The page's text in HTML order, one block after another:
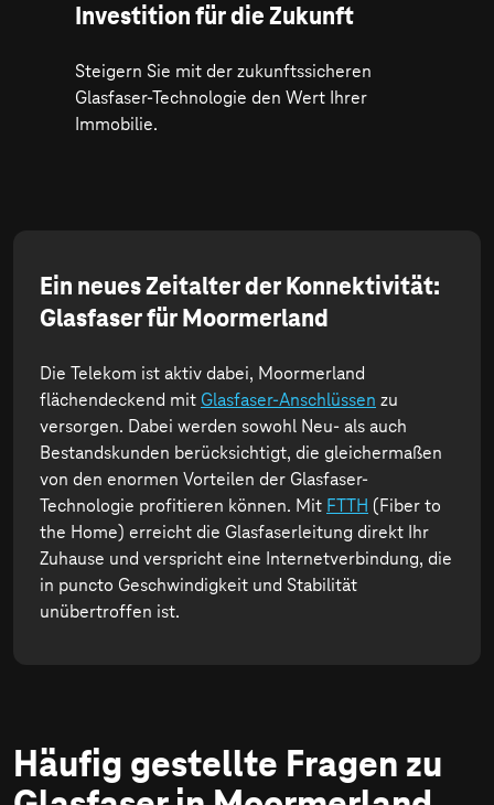
Investition für die Zukunft
Steigern Sie mit der zukunftssicheren
Glasfaser-Technologie den Wert Ihrer
Immobilie.
Ein neues Zeitalter der Konnektivität:
Glasfaser für Moormerland
Die Telekom ist aktiv dabei, Moormerland
flächendeckend mit Glasfaser-Anschlüssen zu
versorgen. Dabei werden sowohl Neu- als auch
Bestandskunden berücksichtigt, die gleichermaßen
von den enormen Vorteilen der Glasfaser-
Technologie profitieren können. Mit FTTH (Fiber to
the Home) erreicht die Glasfaserleitung direkt Ihr
Zuhause und verspricht eine Internetverbindung, die
in puncto Geschwindigkeit und Stabilität
unübertroffen ist.
Häufig gestellte Fragen zu